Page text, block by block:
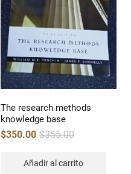
The research methods
knowledge base
$355.00Original
price
$350.00
Current
price
Añadir al carrito